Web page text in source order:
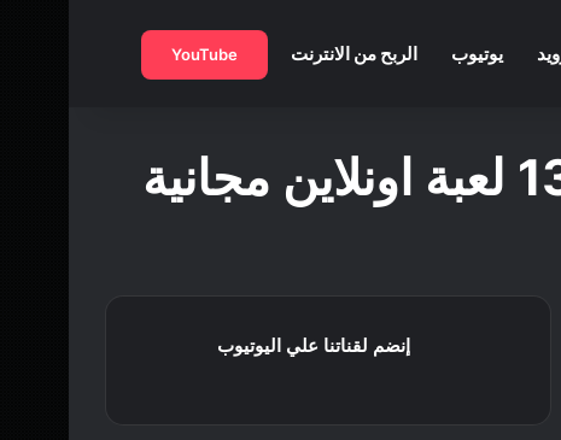
يوتيوب الربح من الانترنت YouTube
إنضم لقناتنا علي اليوتيوب